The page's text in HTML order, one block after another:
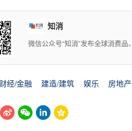
知消
微信公众号“知消”发布全球消费
财经/金融 建造/建筑 娱乐 房地产